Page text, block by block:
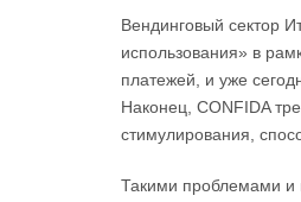
Вендинговый сектор
использования» в
платежей, и уже
Наконец, CONFIDA
стимулирования,
Такими проблемами и